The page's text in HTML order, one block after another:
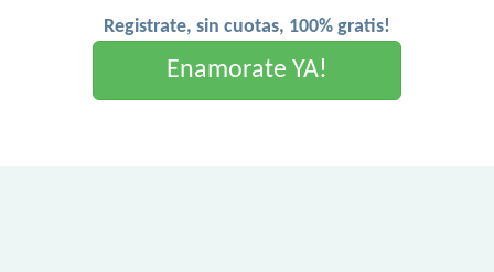
Registrate, sin cuotas, 100% gratis!
Enamorate YA!